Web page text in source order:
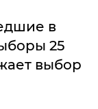
в
25
выбор